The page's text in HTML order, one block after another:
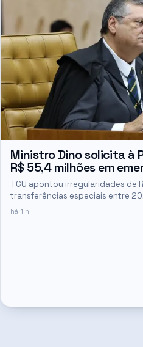
Ministro Dino solicita à
R$ 55,4 milhões em
TCU apontou irregularidades de
transferências especiais entre
há 1 h